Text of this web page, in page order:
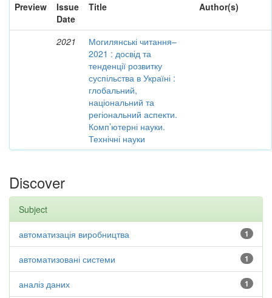
Preview
Issue
Date
Title Author(s)
2021
Могилянські читання–
2021 : досвід та
тенденції розвитку
суспільства в Україні :
глобальний,
національний та
регіональний аспекти.
Комп’ютерні науки.
Технічні науки
Discover
Subject
1
автоматизація виробництва
1
автоматизовані системи
1
аналіз даних